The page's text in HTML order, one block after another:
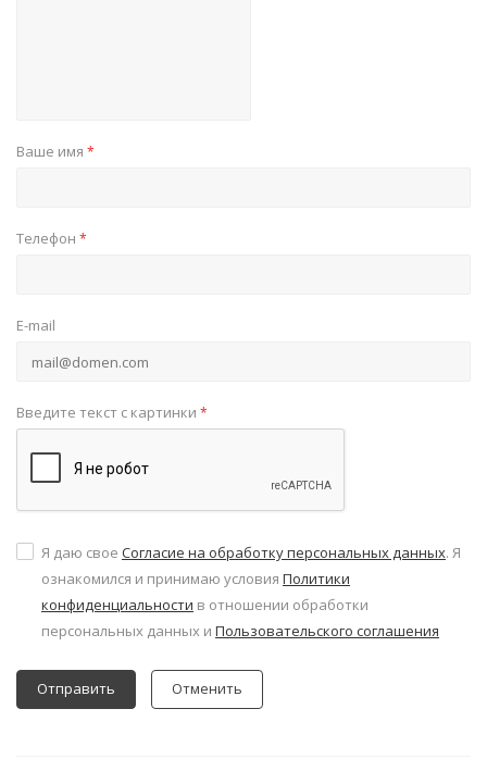
Ваше имя *
Телефон *
E-mail
Введите текст с картинки *
Я даю свое Согласие на обработку персональных данных. Я
ознакомился и принимаю условия Политики
конфиденциальности в отношении обработки
персональных данных и Пользовательского соглашения
Отменить